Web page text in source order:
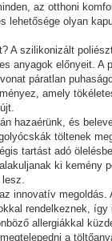
az otthoni
lehetősége olyan
A szilikonizált
anyagok előnyeit. A
páratlan
amely
hazaérünk, és
töltenek
tartást adó
ki kemény
lesz.
innovatív megoldás.
rendelkeznek,
allergiákkal
a